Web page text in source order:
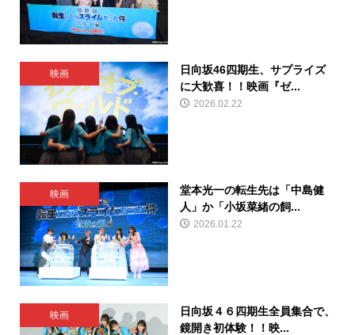
映画
日向坂46四期生、サプライズ
に大歓喜！！映画『ゼ...
2026.02.22
映画
堂本光一の転生先は「中島健
人」か「小坂菜緒の飼...
2026.01.22
映画
日向坂４６四期生全員集合で、
鏡開き初体験！！映...